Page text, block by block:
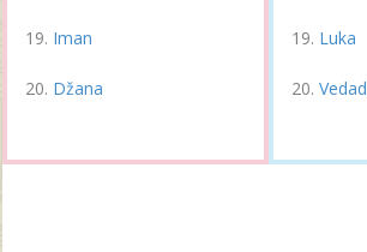
Iman
Džana
Luka
Vedad